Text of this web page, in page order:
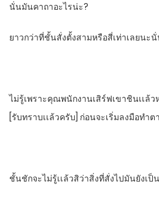
นั่นมันคาถาอะไรน่ะ?
ยาวกว่าที่ชั้นสั่งตั้งสามหรือสี่เท่าเลยนะ
ไม่รู้เพราะคุณพนักงานเสิร์ฟ​เขาชินเเล้ว
[รับทราบเเล้วครับ]​ ก่อนจะเริ่มลงมือทำ​ต
ชั้นชักจะไม่รู้เเล้วสิว่าสิ่งที่สั่งไปมันยังเป็